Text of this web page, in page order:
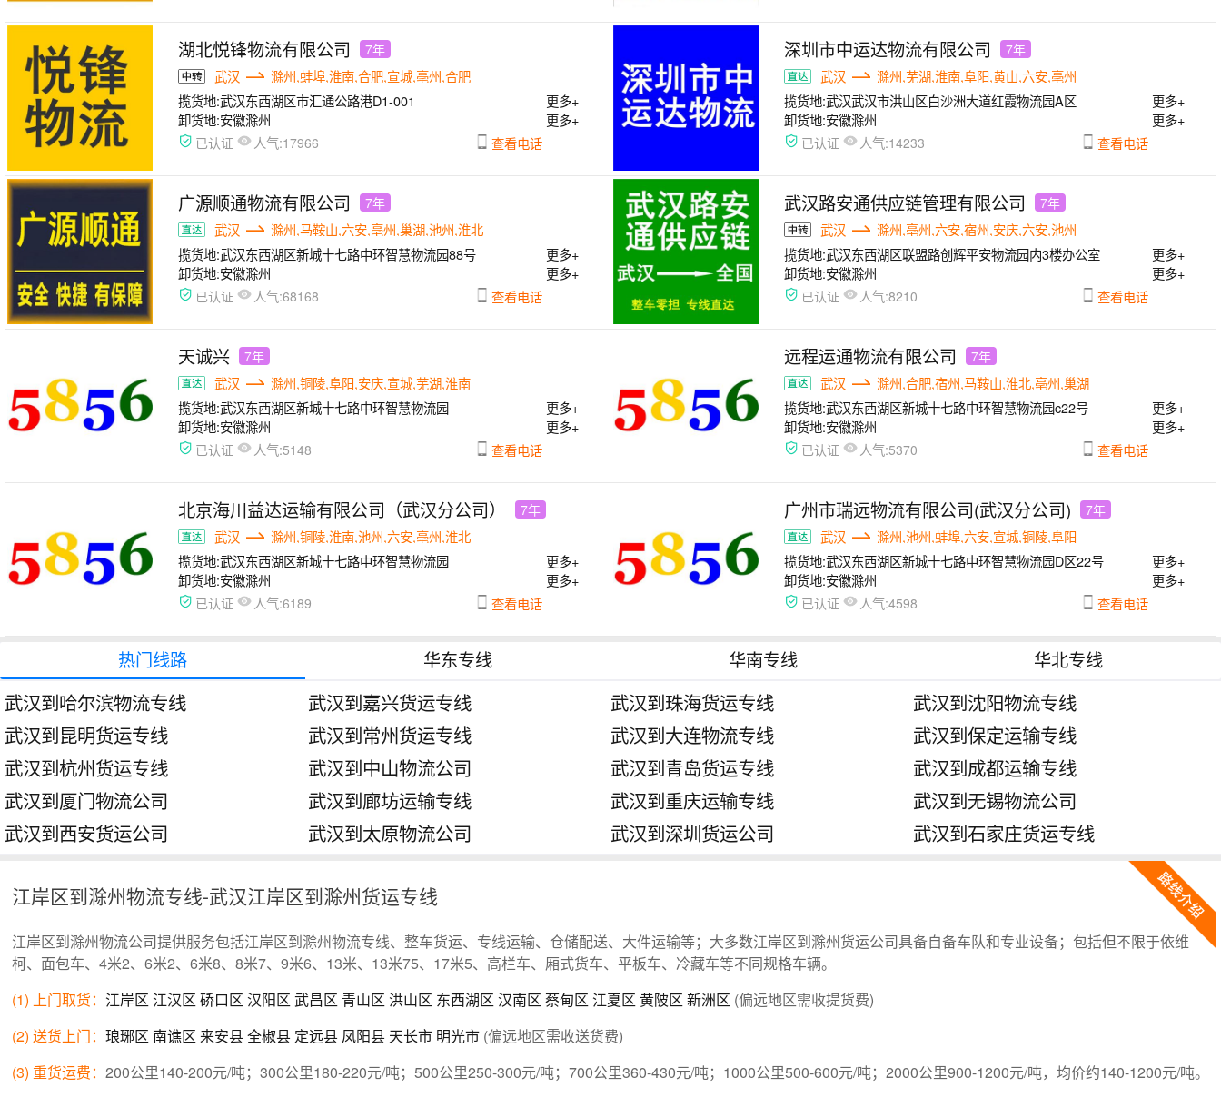
湖北悦锋物流有限公司 7年
武汉
滁州,蚌埠,淮南,合肥,宣城,亳州,合肥
揽货地:武汉东西湖区市汇通公路港D1-001
更多+
卸货地:安徽滁州 更多+
已认证 人气:17966 查看电话
深圳市中运达物流有限公司 7年
武汉
滁州,芜湖,淮南,阜阳,黄山,六安,亳州
揽货地:武汉武汉市洪山区白沙洲大道红霞物流园A区
更多+
卸货地:安徽滁州 更多+
已认证 人气:14233 查看电话
广源顺通物流有限公司 7年
武汉
滁州,马鞍山,六安,亳州,巢湖,池州,淮北
揽货地:武汉东西湖区新城十七路中环智慧物流园88号
更多+
卸货地:安徽滁州 更多+
已认证 人气:68168 查看电话
武汉路安通供应链管理有限公司 7年
武汉
滁州,亳州,六安,宿州,安庆,六安,池州
揽货地:武汉东西湖区联盟路创辉平安物流园内3楼办公室
更多+
卸货地:安徽滁州 更多+
已认证 人气:8210 查看电话
天诚兴 7年
武汉
滁州,铜陵,阜阳,安庆,宣城,芜湖,淮南
揽货地:武汉东西湖区新城十七路中环智慧物流园
更多+
卸货地:安徽滁州 更多+
已认证 人气:5148 查看电话
远程运通物流有限公司 7年
武汉
滁州,合肥,宿州,马鞍山,淮北,亳州,巢湖
揽货地:武汉东西湖区新城十七路中环智慧物流园c22号
更多+
卸货地:安徽滁州 更多+
已认证 人气:5370 查看电话
北京海川益达运输有限公司（武汉分公司） 7年
武汉
滁州,铜陵,淮南,池州,六安,亳州,淮北
揽货地:武汉东西湖区新城十七路中环智慧物流园
更多+
卸货地:安徽滁州 更多+
已认证 人气:6189 查看电话
广州市瑞远物流有限公司(武汉分公司) 7年
武汉
滁州,池州,蚌埠,六安,宣城,铜陵,阜阳
揽货地:武汉东西湖区新城十七路中环智慧物流园D区22号
更多+
卸货地:安徽滁州 更多+
已认证 人气:4598 查看电话
热门线路 华东专线 华南专线 华北专线
武汉到哈尔滨物流专线 武汉到嘉兴货运专线 武汉到珠海货运专线
武汉到沈阳物流专线
武汉到昆明货运专线
武汉到常州货运专线 武汉到大连物流专线
武汉到保定运输专线
武汉到杭州货运专线
武汉到中山物流公司 武汉到青岛货运专线
武汉到成都运输专线
武汉到厦门物流公司
武汉到廊坊运输专线 武汉到重庆运输专线
武汉到无锡物流公司
武汉到西安货运公司
武汉到太原物流公司 武汉到深圳货运公司 武汉到石家庄货运专线
江岸区到滁州物流专线-武汉江岸区到滁州货运专线
江岸区到滁州物流公司提供服务包括江岸区到滁州物流专线、整车货运、专线运输、仓储配送、大件运输等；大多数江岸区到滁州货运公司具备自备车队和专业设备；包括但不限于依维
柯、面包车、4米2、6米2、6米8、8米7、9米6、13米、13米75、17米5、高栏车、厢式货车、平板车、冷藏车等不同规格车辆。
(1) 上门取货： 江岸区 江汉区 硚口区 汉阳区 武昌区 青山区 洪山区 东西湖区 汉南区 蔡甸区 江夏区 黄陂区 新洲区 (偏远地区需收提货费)
(2) 送货上门： 琅琊区 南谯区 来安县全椒县 定远县 凤阳县 天长市 明光市 (偏远地区需收送货费)
(3) 重货运费： 200公里140-200元/吨；300公里180-220元/吨；500公里250-300元/吨；700公里360-430元/吨；1000公里500-600元/吨；2000公里900-1200元/吨，均价约140-1200元/吨。